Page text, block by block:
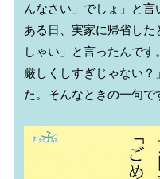
んなさい」でしょ」と言
ある日、実家に帰省し
しゃい」と言ったんで
厳しくしすぎじゃない
た。そんなときの一句で